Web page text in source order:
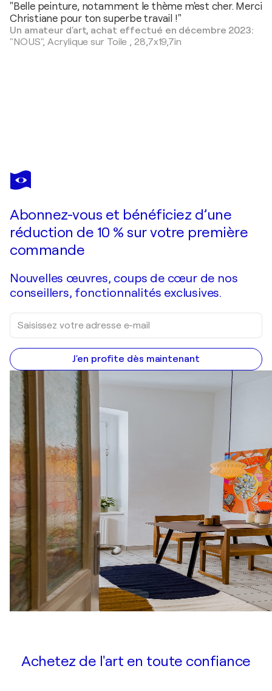
"Belle peinture, notamment le thème m'est cher. Merci
Christiane pour ton superbe travail !"
Un amateur d'art, achat effectué en décembre 2023:
"NOUS",Acrylique sur Toile ,28,7x19,7in
CHRISTIANE GUERRY
Entre Nous
Abonnez-vous et bénéficiez d’une
réduction de 10 % sur votre première
commande
Nouvelles œuvres, coups de cœur de nos
conseillers, fonctionnalités exclusives.
J'en profite dès maintenant
Achetez de l'art en toute confiance